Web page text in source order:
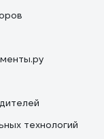
технологий